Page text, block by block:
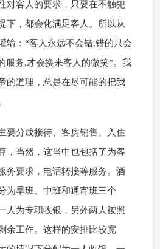
对客人的要求，只要在不触犯
下，都会化满足客人。所以从
输：“客人永远不会错,错的只会
服务,才会换来客人的微笑”。我
的道理，总是在尽可能的把我
要分成接待、客房销售、入住
，当然，这当中也包括了为客
务要求，电话转接等服务。酒
为早班、中班和通宵班三个
人为专职收银，另外两人按照
余工作。这样的安排比较宽